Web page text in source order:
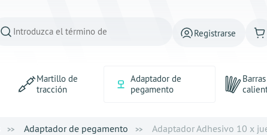
Registrarse
Martillo de
tracción
Adaptador de
pegamento
Adaptador de pegamento Adaptador Adhesivo 10 x